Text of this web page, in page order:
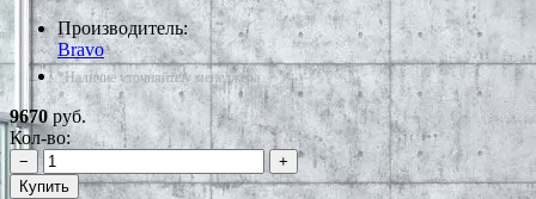
Производитель:
Bravo
*Наличие уточняйте у менеджера
9670руб.
Кол-во:
−
+
Купить